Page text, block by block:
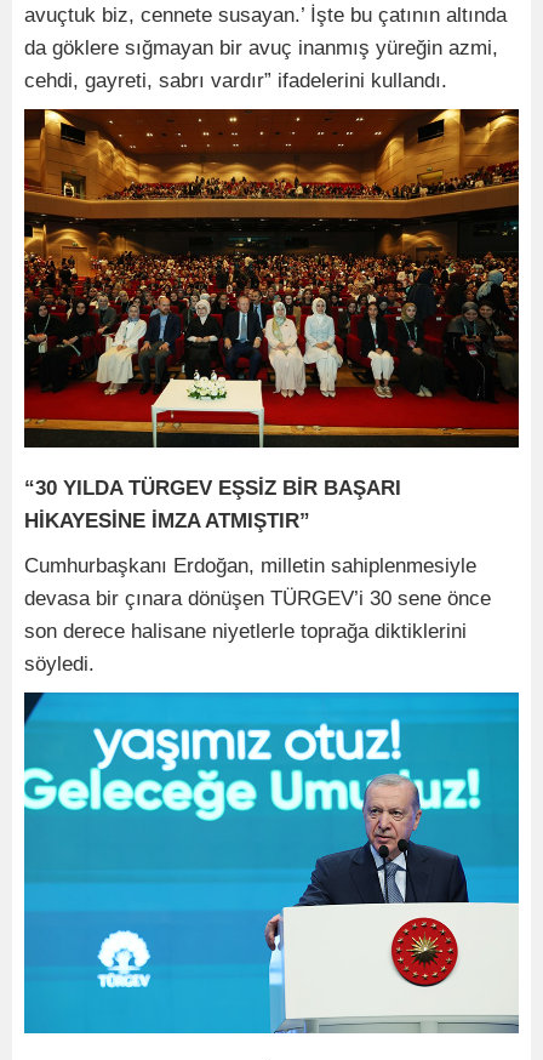
avuçtuk biz, cennete susayan.’ İşte bu çatının altında
da göklere sığmayan bir avuç inanmış yüreğin azmi,
cehdi, gayreti, sabrı vardır” ifadelerini kullandı.
“30 YILDA TÜRGEV EŞSİZ BİR BAŞARI
HİKAYESİNE İMZA ATMIŞTIR”
Cumhurbaşkanı Erdoğan, milletin sahiplenmesiyle
devasa bir çınara dönüşen TÜRGEV’i 30 sene önce
son derece halisane niyetlerle toprağa diktiklerini
söyledi.